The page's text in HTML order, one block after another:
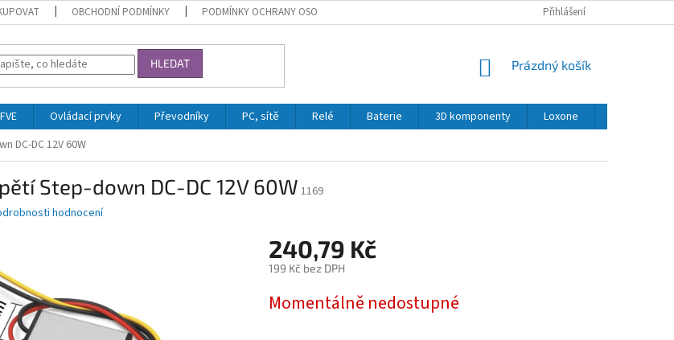
OBCHODNÍ PODMÍNKY PODMÍNKY OCHRANY OSOBNÍCH ÚDAJŮ Přihlášení
HLEDAT
NÁKUPNÍ
Prázdný košík
FVE Ovládací prvky Převodníky PC, sítě Relé Baterie 3D komponenty Loxone
DC-DC 12V 60W
Step-down DC-DC 12V 60W 1169
hodnocení
240,79 Kč
199 Kč bez DPH
cena:
Momentálně nedostupné